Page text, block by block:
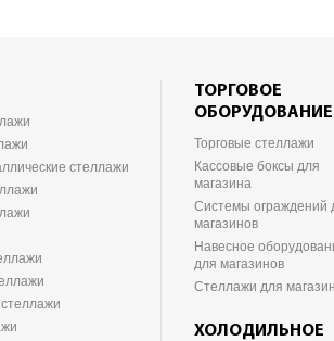
стеллажи
ТОРГОВОЕ
ОБОРУДОВАНИЕ
Торговые стеллажи
Кассовые боксы для
магазина
Системы ограждений
магазинов
Навесное
для магазинов
Стеллажи для
ХОЛОДИЛЬНОЕ